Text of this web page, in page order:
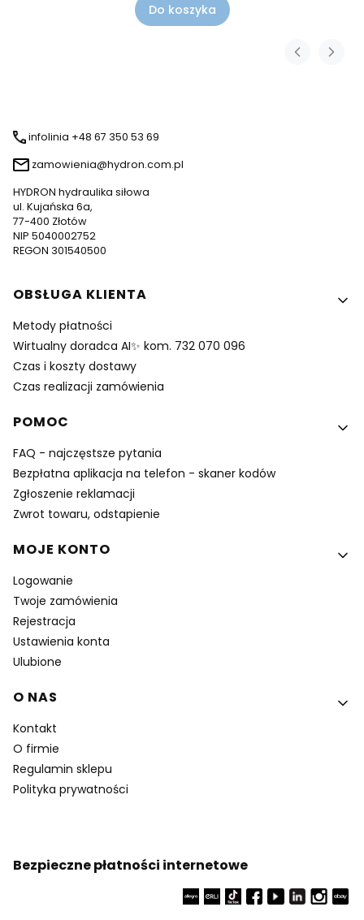
Do koszyka
infolinia +48 67 350 53 69
zamowienia@hydron.com.pl
HYDRON hydraulika siłowa
ul. Kujańska 6a,
77-400 Złotów
NIP 5040002752
REGON 301540500
Linki w stopce
OBSŁUGA KLIENTA
Metody płatności
Wirtualny doradca AI✨ kom. 732 070 096
Czas i koszty dostawy
Czas realizacji zamówienia
POMOC
FAQ - najczęstsze pytania
Bezpłatna aplikacja na telefon - skaner kodów
Zgłoszenie reklamacji
Zwrot towaru, odstapienie
MOJE KONTO
Logowanie
Twoje zamówienia
Rejestracja
Ustawienia konta
Ulubione
O NAS
Kontakt
O firmie
Regulamin sklepu
Polityka prywatności
Bezpieczne płatności internetowe